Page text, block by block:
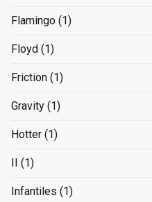
Flamingo (1)
Floyd (1)
Friction (1)
Gravity (1)
Hotter (1)
(1)
Infantiles (1)